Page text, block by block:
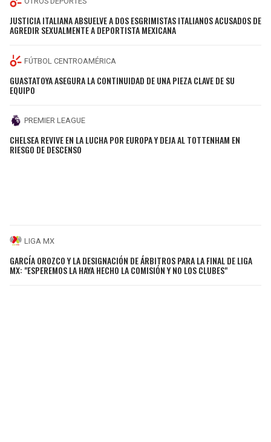
JUSTICIA ITALIANA ABSUELVE A DOS ESGRIMISTAS ITALIANOS ACUSADOS DE
AGREDIR SEXUALMENTE A DEPORTISTA MEXICANA
FÚTBOL CENTROAMÉRICA
GUASTATOYA ASEGURA LA CONTINUIDAD DE UNA PIEZA CLAVE DE SU
EQUIPO
PREMIER LEAGUE
CHELSEA REVIVE EN LA LUCHA POR EUROPA Y DEJA AL TOTTENHAM EN
RIESGO DE DESCENSO
LIGA MX
GARCÍA OROZCO Y LA DESIGNACIÓN DE ÁRBITROS PARA LA FINAL DE LIGA
MX: "ESPEREMOS LA HAYA HECHO LA COMISIÓN Y NO LOS CLUBES"